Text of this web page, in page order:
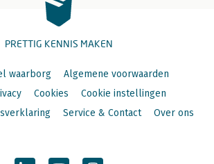
PRETTIG KENNIS MAKEN
waarborg
Algemene voorwaarden
Cookies
Cookie instellingen
Service & Contact Over ons